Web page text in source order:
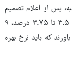
پس از اعلام تصمیم
فدرال رزرو برای حفظ نرخ بهره در محدوده فعلی ۳.۵ تا ۳.۷۵ درصد، ۹
باورند که باید نرخ بهره